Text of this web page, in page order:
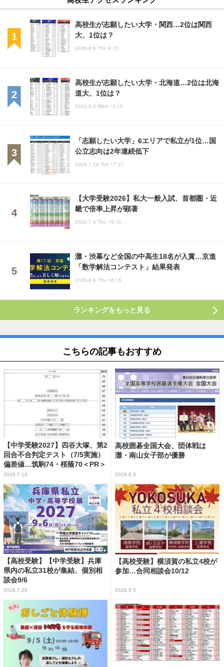
高校生が志願したい大学・関西…2位は関西
大、1位は？
2026.8.6 Thu 9:15
高校生が志願したい大学・北海道…2位は北海
道大、1位は？
2026.8.5 Wed 12:15
「志願したい大学」6エリアで私立が1位…国
公立志向は2年連続低下
2026.7.28 Tue 17:27
【大学受験2026】私大一般入試、首都圏・近
畿で倍率上昇が顕著
2026.7.9 Thu 19:15
灘・渋幕など全国の中高生18名が入賞…京進
「数学解法コンテスト」結果発表
2026.8.6 Thu 16:15
ランキングをもっと見る
こちらの記事もおすすめ
【中学受験2027】四谷大塚、第2
回合不合判定テスト（7/5実施）
偏差値…筑駒74・桜蔭70＜PR＞
2026.7.10
高校囲碁全国大会、団体戦は
灘・南山女子部が優勝
2026.8.5
【高校受験】【中学受験】兵庫
県内の私立31校が集結、個別相
談会9/6
2026.7.28
【高校受験】横須賀の私立4校が
参加…合同相談会10/12
2026.8.5